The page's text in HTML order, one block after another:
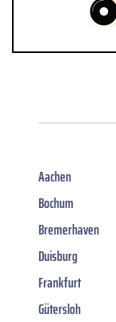
Aachen
Bochum
Bremerhaven
Duisburg
Frankfurt
Gütersloh